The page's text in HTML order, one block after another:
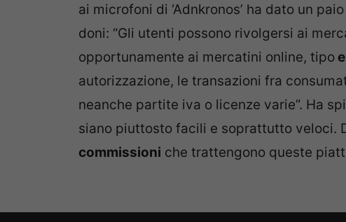
ai microfoni di ‘Adnkronos’ ha dato un
doni: “Gli utenti possono rivolgersi ai
opportunamente ai mercatini online, tipo
autorizzazione, le transazioni fra
neanche partite iva o licenze varie”. Ha
siano piuttosto facili e soprattutto veloci.
commissioni che trattengono queste